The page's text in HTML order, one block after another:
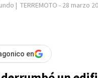
| TERREMOTO - 28 marzo
en